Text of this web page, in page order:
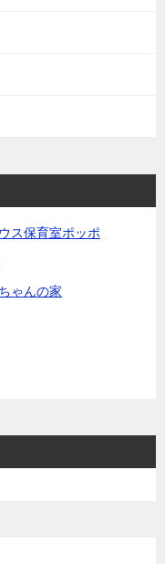
ス保育室ポッポ
ゃんの家